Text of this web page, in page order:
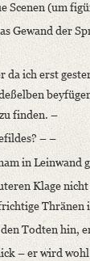
[...]“
Scenen (um
Gewand der
da ich erst
finden. –
– –
in Leinwand
Klage
Thränen
Todten
– er wird